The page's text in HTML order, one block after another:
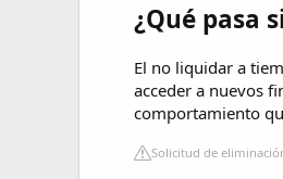
¿Qué pasa
El no liquidar a
acceder a nuevos
comportamiento
Solicitud de